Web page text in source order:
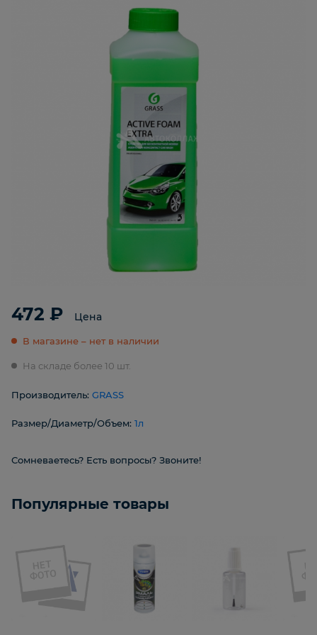
472 ₽ Цена
В магазине – нет в наличии
На складе более 10 шт.
Производитель: GRASS
Размер/Диаметр/Объем: 1л
Сомневаетесь? Есть вопросы? Звоните!
Популярные товары